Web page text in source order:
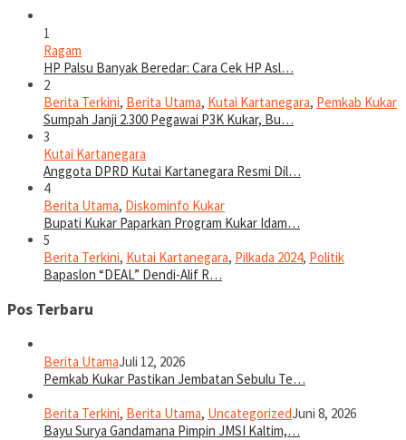
1
Ragam
HP Palsu Banyak Beredar: Cara Cek HP Asl…
2
Berita Terkini, Berita Utama, Kutai Kartanegara, Pemkab Kukar
Sumpah Janji 2.300 Pegawai P3K Kukar, Bu…
3
Kutai Kartanegara
Anggota DPRD Kutai Kartanegara Resmi Dil…
4
Berita Utama, Diskominfo Kukar
Bupati Kukar Paparkan Program Kukar Idam…
5
Berita Terkini, Kutai Kartanegara, Pilkada 2024, Politik
Bapaslon “DEAL” Dendi-Alif R…
Pos Terbaru
Berita UtamaJuli 12, 2026
Pemkab Kukar Pastikan Jembatan Sebulu Te…
Berita Terkini, Berita Utama, UncategorizedJuni 8, 2026
Bayu Surya Gandamana Pimpin JMSI Kaltim,…